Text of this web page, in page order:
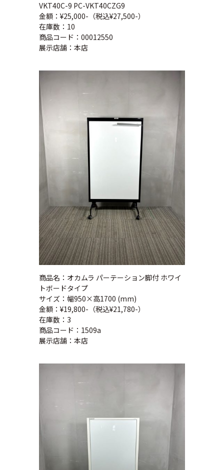
VKT40C-9 PC-VKT40CZG9
金額：¥25,000-（税込¥27,500-）
在庫数：10
商品コード：00012550
展示店舗：本店
商品名：オカムラ パーテーション脚付 ホワイ
トボードタイプ
サイズ：幅950×高1700 (mm)
金額：¥19,800-（税込¥21,780-）
在庫数：3
商品コード：1509a
展示店舗：本店